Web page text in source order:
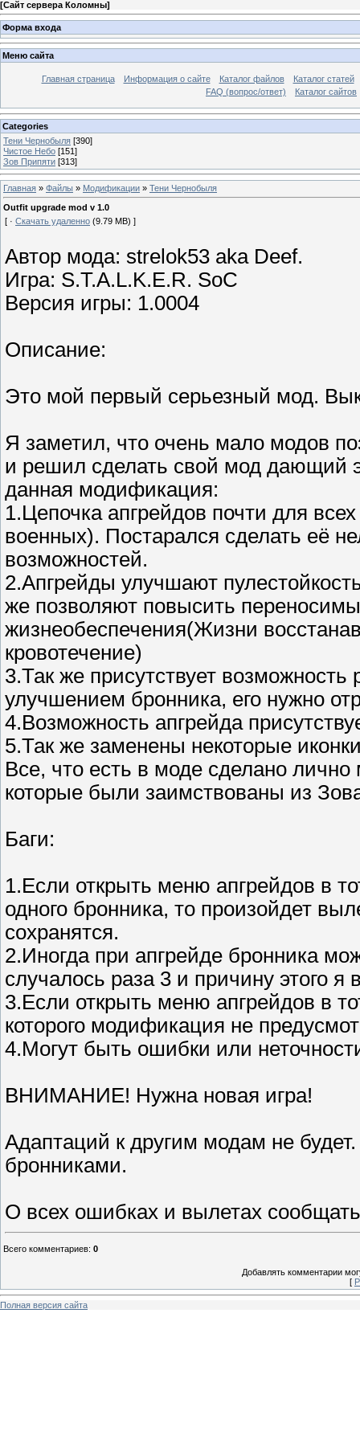
[Сайт сервера Коломны]
Форма входа
Меню сайта
Главная страница Информация о сайте Каталог файлов
Каталог статей
FAQ (вопрос/ответ)
Каталог сайтов
Categories
Тени Чернобыля [390]
Чистое Небо [151]
Зов Припяти [313]
Главная » Файлы » Модификации » Тени Чернобыля
Outfit upgrade mod v 1.0
[ · Скачать удаленно (9.79 MB) ]
Автор мода: strelok53 aka Deef.
Игра: S.T.A.L.K.E.R. SoC
Версия игры: 1.0004
Описание:
Это мой первый серьезный мод.
Я заметил, что очень мало модов
и решил сделать свой мод дающий
данная модификация:
1.Цепочка апгрейдов почти для
военных). Постарался сделать её
возможностей.
2.Апгрейды улучшают
же позволяют повысить
жизнеобеспечения(Жизни
кровотечение)
3.Так же присутствует
улучшением бронника, его нужно
4.Возможность апгрейда
5.Так же заменены некоторые
Все, что есть в моде сделано
которые были заимствованы из
Баги:
1.Если открыть меню апгрейдов в
одного бронника, то произойдет
сохранятся.
2.Иногда при апгрейде бронника
случалось раза 3 и причину этого я
3.Если открыть меню апгрейдов в
которого модификация не
4.Могут быть ошибки или
ВНИМАНИЕ! Нужна новая игра!
Адаптаций к другим модам не
бронниками.
О всех ошибках и вылетах
Всего комментариев: 0
Добавлять комментарии
[
Полная версия сайта